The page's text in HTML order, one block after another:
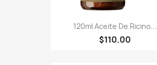
120ml Aceite De Ricino...
$110.00